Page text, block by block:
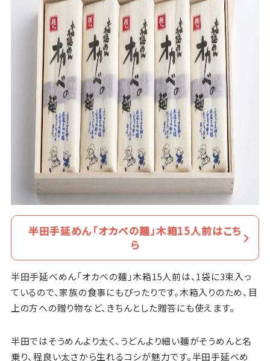
半田手延めん「オカベの麺」木箱15人前はこち
ら
半田手延べめん「オカベの麺」木箱15人前は、1袋に3束入っ
ているので、家族の食事にもぴったりです。木箱入りのため、目
上の方への贈り物など、きちんとした贈答にも使えます。
半田ではそうめんより太く、うどんより細い麺がそうめんと名
乗り、程良い太さから生れるコシが魅力です。半田手延べめ